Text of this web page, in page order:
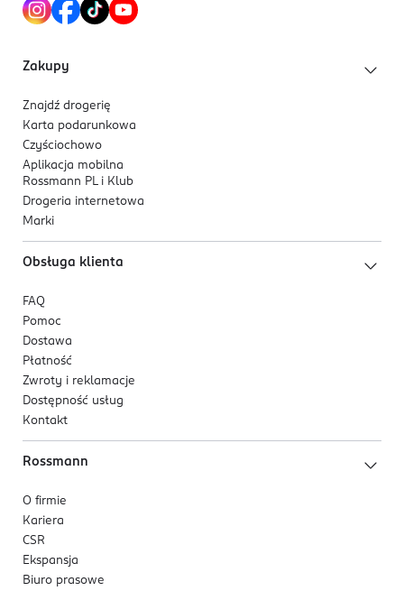
Zakupy
Znajdź drogerię
Karta podarunkowa
Czyściochowo
Aplikacja mobilna
Rossmann PL i Klub
Drogeria internetowa
Marki
Obsługa klienta
FAQ
Pomoc
Dostawa
Płatność
Zwroty i reklamacje
Dostępność usług
Kontakt
Rossmann
O firmie
Kariera
CSR
Ekspansja
Biuro prasowe